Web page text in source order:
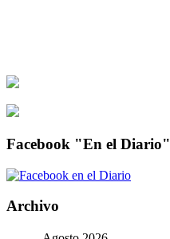
Facebook "En el Diario"
Archivo